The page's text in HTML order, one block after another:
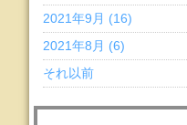
2021年9月 (16)
2021年8月 (6)
それ以前